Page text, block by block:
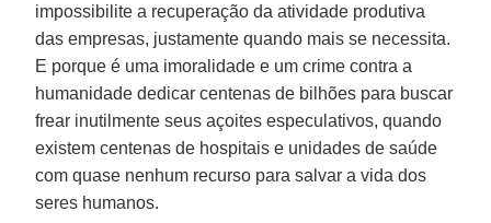
impossibilite a recuperação da atividade produtiva
das empresas, justamente quando mais se necessita.
E porque é uma imoralidade e um crime contra a
humanidade dedicar centenas de bilhões para buscar
frear inutilmente seus açoites especulativos, quando
existem centenas de hospitais e unidades de saúde
com quase nenhum recurso para salvar a vida dos
seres humanos.